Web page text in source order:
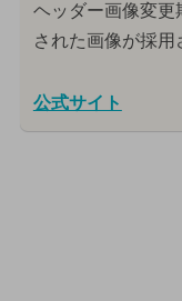
ヘッダー画像変更
された画像が採用
公式サイト